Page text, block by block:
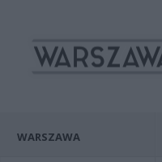
WARSZAWA